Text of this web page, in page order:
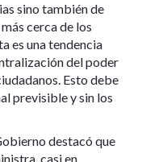
sino también de
cerca de los
es una tendencia
del poder
Esto debe
previsible y sin los
destacó que
casi en